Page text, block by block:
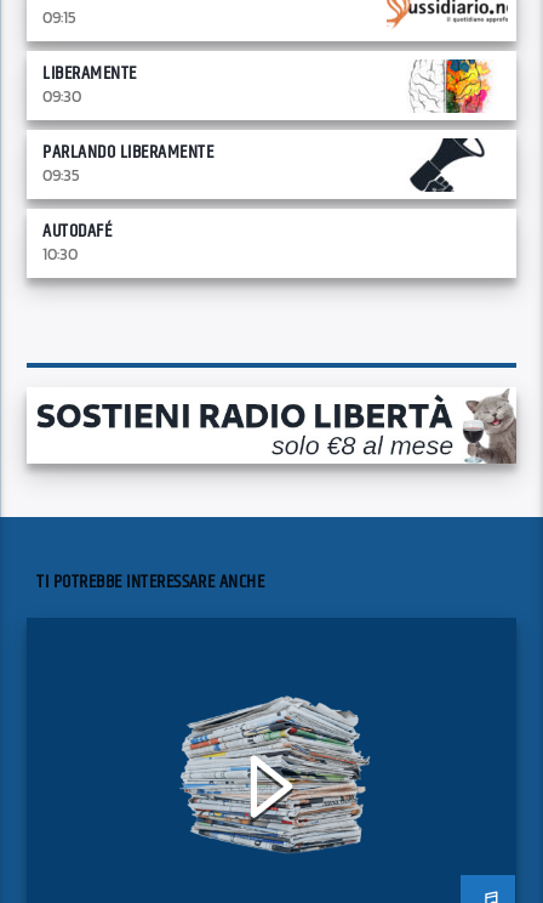
09:15
LIBERAMENTE
09:30
PARLANDO LIBERAMENTE
09:35
AUTODAFÉ
10:30
TI POTREBBE INTERESSARE ANCHE